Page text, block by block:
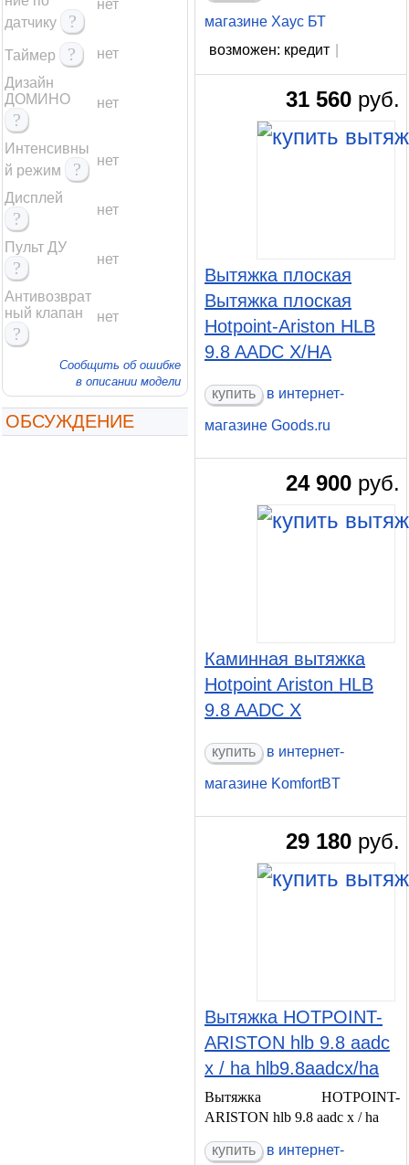
датчику
?
нет
Таймер ?
нет
Дизайн
ДОМИНО
?
нет
Интенсивны
й режим
? нет
Дисплей
? нет
Пульт ДУ
? нет
Антивозврат
ный клапан
?
нет
Сообщить об ошибке
в описании модели
ОБСУЖДЕНИЕ
магазине Хаус БТ
возможен: кредит
31 560 руб.
Вытяжка плоская
Вытяжка плоская
Hotpoint-Ariston HLB
9.8 AADC X/HA
в интернет-
магазине Goods.ru
24 900 руб.
Каминная вытяжка
Hotpoint Ariston HLB
9.8 AADC X
в интернет-
магазине KomfortBT
29 180 руб.
Вытяжка HOTPOINT-
ARISTON hlb 9.8 aadc
x / ha hlb9.8aadcx/ha
Вытяжка HOTPOINT-
ARISTON hlb 9.8 aadc x / ha
в интернет-